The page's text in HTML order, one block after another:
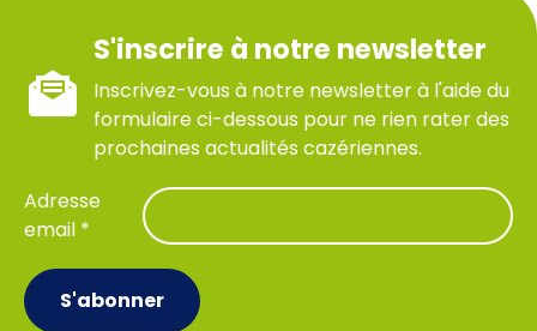
S'inscrire à notre newsletter
Inscrivez-vous à notre newsletter à l'aide du
formulaire ci-dessous pour ne rien rater des
prochaines actualités cazériennes.
Adresse
email *
S'abonner